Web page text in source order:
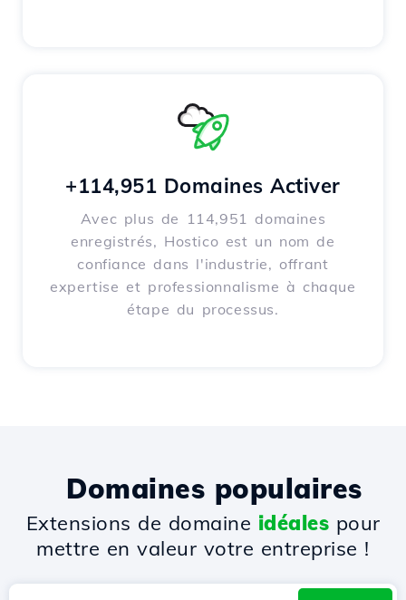
+114,951 Domaines Activer
Avec plus de 114,951 domaines
enregistrés, Hostico est un nom de
confiance dans l'industrie, offrant
expertise et professionnalisme à chaque
étape du processus.
Domaines populaires
Extensions de domaine idéales pour
mettre en valeur votre entreprise !